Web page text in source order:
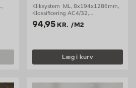
Kliksystem ML, 8x194x1286mm,
Klassificering AC4/32,
2,00m2/pakke
Pris 94.95 kr. /m2
94,95 KR. /M2
Læg i kurv